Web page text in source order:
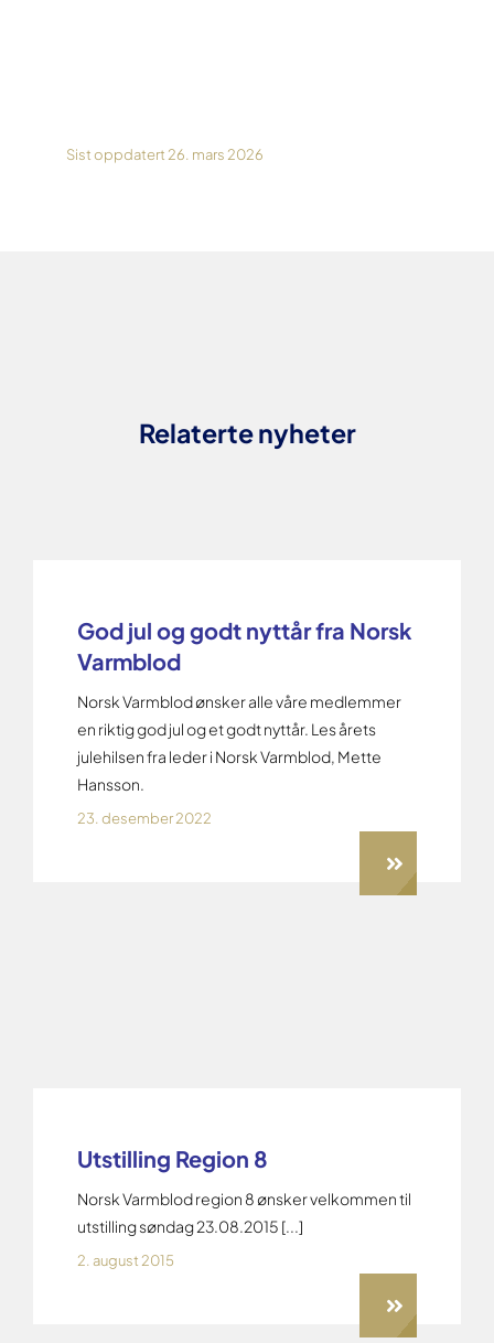
Sist oppdatert 26. mars 2026
Relaterte nyheter
God jul og godt nyttår fra Norsk
Varmblod
Norsk Varmblod ønsker alle våre medlemmer
en riktig god jul og et godt nyttår. Les årets
julehilsen fra leder i Norsk Varmblod, Mette
Hansson.
23. desember 2022
Utstilling Region 8
Norsk Varmblod region 8 ønsker velkommen til
utstilling søndag 23.08.2015 [...]
2. august 2015